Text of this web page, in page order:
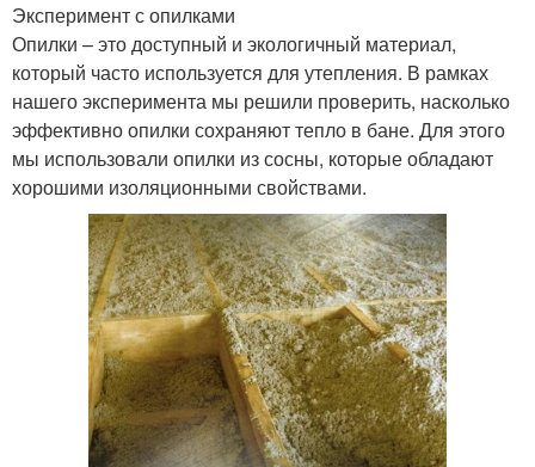
Эксперимент с опилками
Опилки – это доступный и экологичный материал,
который часто используется для утепления. В рамках
нашего эксперимента мы решили проверить, насколько
эффективно опилки сохраняют тепло в бане. Для этого
мы использовали опилки из сосны, которые обладают
хорошими изоляционными свойствами.